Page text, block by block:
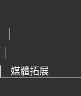
媒體拓展